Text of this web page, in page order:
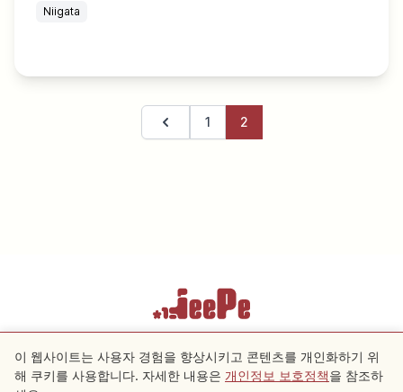
Niigata
이전 페이지
1 2
이 웹사이트는 사용자 경험을 향상시키고 콘텐츠를 개인화하기 위
해 쿠키를 사용합니다. 자세한 내용은 개인정보 보호정책을 참조하